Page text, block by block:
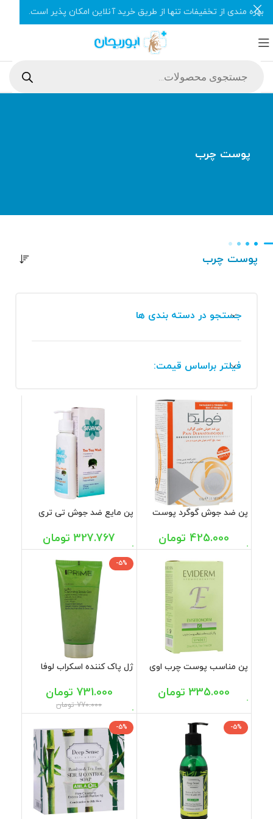
پوست چرب
پوست چرب
جستجو در دسته بندی ها
فیلتر براساس قیمت:
پن ضد جوش گوگرد پوست
ایکس 100 گرم425.000 تومان
پن مایع ضد جوش تی تری
327.767 تومان
پن مناسب پوست چرب اوی
335.000 تومان
-5%
ژل پاک کننده اسکراب لوفا
770.000 تومان
731.000 تومان
-5%
-5%
بهره مندی از تخفیفات تنها از طریق خرید آنلاین امکان پذیر است.